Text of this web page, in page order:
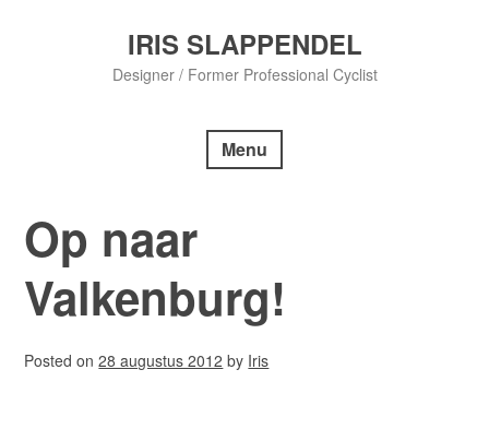
IRIS SLAPPENDEL
Designer / Former Professional Cyclist
Menu
Op naar
Valkenburg!
Posted on28 augustus 2012 by Iris